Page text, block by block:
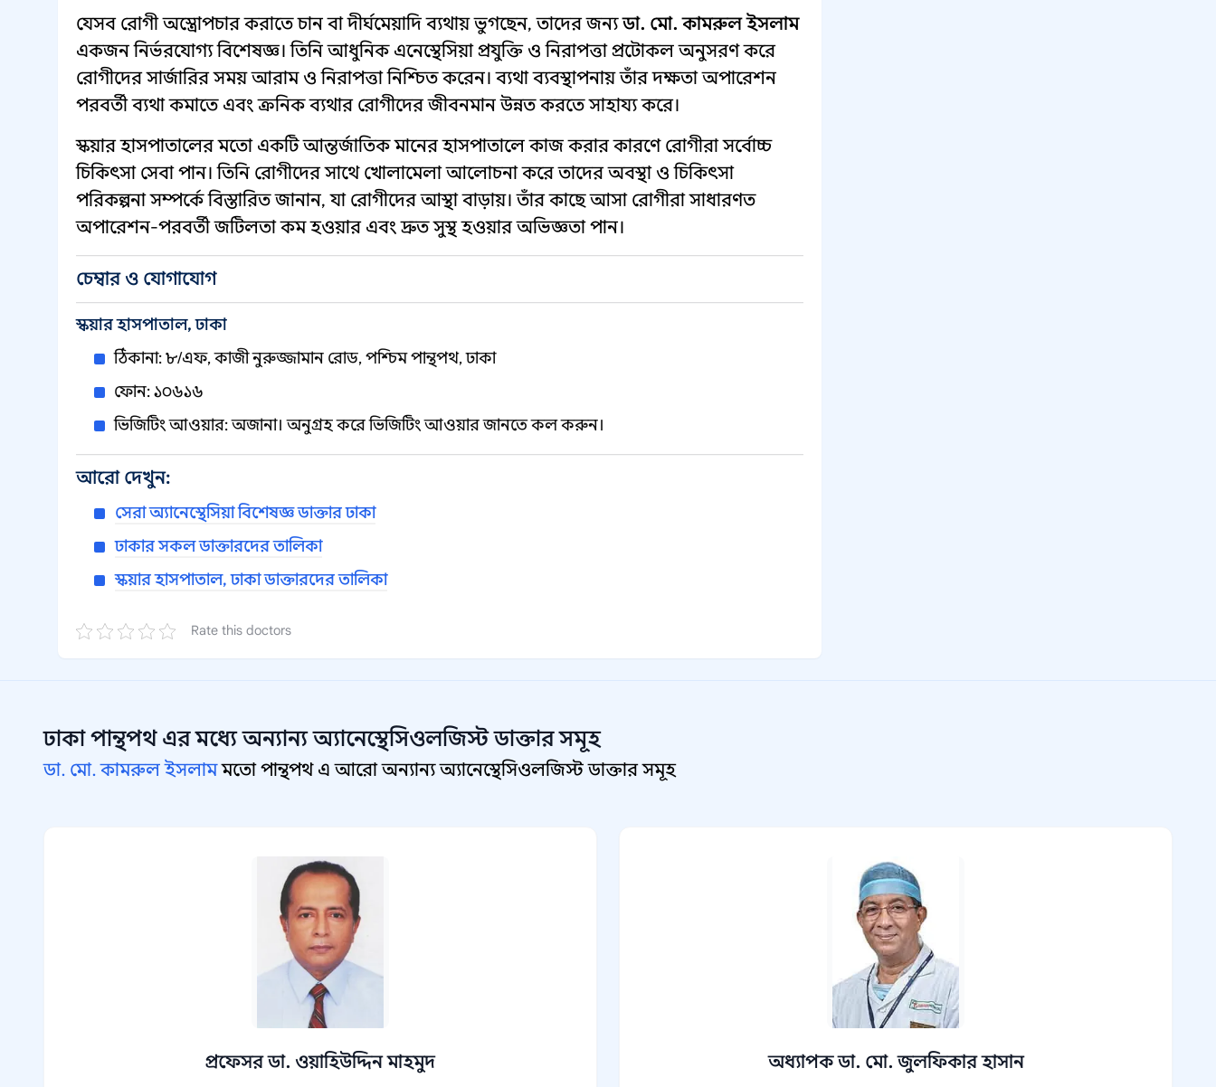
যেসব রোগী অস্ত্রোপচার করাতে চান বা দীর্ঘমেয়াদি ব্যথায় ভুগছেন, তাদের জন্যডা. মো. কামরুল ইসলাম
একজন নির্ভরযোগ্য বিশেষজ্ঞ। তিনি আধুনিক এনেস্থেসিয়া প্রযুক্তি ও নিরাপত্তা প্রটোকল অনুসরণ করে
রোগীদের সার্জারির সময় আরাম ও নিরাপত্তা নিশ্চিত করেন। ব্যথা ব্যবস্থাপনায় তাঁর দক্ষতা অপারেশন
পরবর্তী ব্যথা কমাতে এবং ক্রনিক ব্যথার রোগীদের জীবনমান উন্নত করতে সাহায্য করে।
স্কয়ার হাসপাতালের মতো একটি আন্তর্জাতিক মানের হাসপাতালে কাজ করার কারণে রোগীরা সর্বোচ্চ
চিকিৎসা সেবা পান। তিনি রোগীদের সাথে খোলামেলা আলোচনা করে তাদের অবস্থা ও চিকিৎসা
পরিকল্পনা সম্পর্কে বিস্তারিত জানান, যা রোগীদের আস্থা বাড়ায়। তাঁর কাছে আসা রোগীরা সাধারণত
অপারেশন-পরবর্তী জটিলতা কম হওয়ার এবং দ্রুত সুস্থ হওয়ার অভিজ্ঞতা পান।
চেম্বার ও যোগাযোগ
স্কয়ার হাসপাতাল, ঢাকা
ঠিকানা: ৮/এফ, কাজী নুরুজ্জামান রোড, পশ্চিম পান্থপথ, ঢাকা
ফোন: ১০৬১৬
ভিজিটিং আওয়ার: অজানা। অনুগ্রহ করে ভিজিটিং আওয়ার জানতে কল করুন।
আরো দেখুন:
সেরা অ্যানেস্থেসিয়া বিশেষজ্ঞ ডাক্তার ঢাকা
ঢাকার সকল ডাক্তারদের তালিকা
স্কয়ার হাসপাতাল, ঢাকা ডাক্তারদের তালিকা
Rate this doctors
ঢাকা পান্থপথ এর মধ্যে অন্যান্যঅ্যানেস্থেসিওলজিস্ট ডাক্তার সমূহ
ডা. মো. কামরুল ইসলামমতো পান্থপথ এ আরো অন্যান্য অ্যানেস্থেসিওলজিস্ট ডাক্তার সমূহ
প্রফেসর ডা. ওয়াহিউদ্দিন মাহমুদ অধ্যাপক ডা. মো. জুলফিকার হাসান